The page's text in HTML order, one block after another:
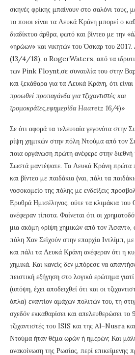
σκηνές φρίκης μπαίνουν στο σαλόνι τους,
το ποιοι είναι τα Λευκά Κράνη μπορεί ο
διαδίκτυο άρθρα, φωτό και βίντεο με την
«ηρώων» και νικητών του Όσκαρ του
(13/4/18), ο RogerWaters, από τα
των Pink Floynt,σε συναυλία του στην
και ξεκάθαρα για τα Λευκά Κράνη, ότι είναι
προωθεί προπαγάνδα για τζιχαντιστές και
τρομοκράτες,εφημερίδαHaaretz 16/4)»
Σε ότι αφορά τα τελευταία γεγονότα στην
ρίψη χημικών στην πόλη Ντούμα από τον
ποια οργάνωση πρώτη ανέφερε στην διεθνή
Σωστά μαντέψατε. Τα Λευκά Κράνη πρώτα
και βίντεο με παιδάκια (ναι, πάλι τα
νοσοκομείο της πόλης με ενδείξεις
Ερυθρά Ημισέληνος, ούτε τα κλιμάκια
ανέφεραν τίποτα. Φαίνεται ότι οι
μια ακόμη «ρίψη χημικών από τον Άσαντ»,
πόλη Χαν Σεϊχούν στην επαρχία Ιντλίμπ,
και πάλι τα Λευκά Κράνη ανέφεραν ότι η
χημικά. Και κανείς δεν μπόρεσε να
πειστική εξήγηση στο λογικό ερώτημα
(υπόψη, έχει αποδειχθεί ότι και οι
όπλα) εναντίον αμάχων πολιτών του, τη
σχεδόν εκκαθαρίσει και απελευθερώσει
τζιχαντιστές του ISIS και της Al–Nusra
Ντούμα ήταν θέμα ωρών ή ημερών; Και
ανακοίνωση της Ρωσίας, περί επικείμενης